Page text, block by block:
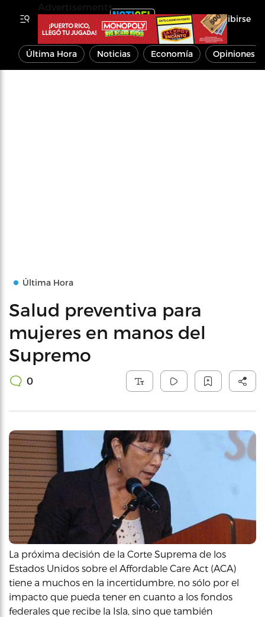
Inscribirse
Última Hora Noticias Economía Opiniones
Última Hora
Salud preventiva para
mujeres en manos del
Supremo
0
La próxima decisión de la Corte Suprema de los
Estados Unidos sobre el Affordable Care Act (ACA)
tiene a muchos en la incertidumbre, no sólo por el
impacto que pueda tener en cuanto a los fondos
federales que recibe la Isla, sino que también
Advertisements